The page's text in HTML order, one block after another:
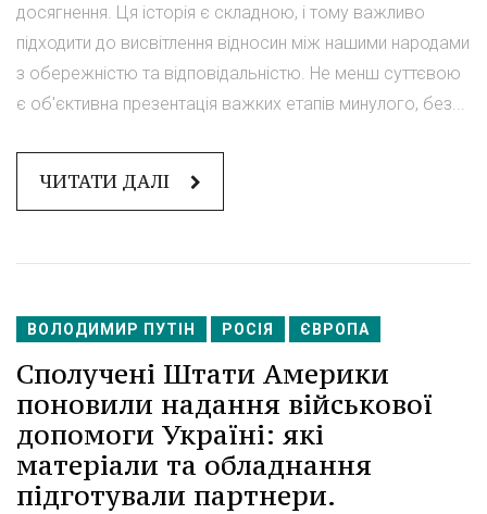
досягнення. Ця історія є складною, і тому важливо
підходити до висвітлення відносин між нашими народами
з обережністю та відповідальністю. Не менш суттєвою
є об'єктивна презентація важких етапів минулого, без...
ЧИТАТИ ДАЛІ
ВОЛОДИМИР ПУТІН РОСІЯ ЄВРОПА
Сполучені Штати Америки
поновили надання військової
допомоги Україні: які
матеріали та обладнання
підготували партнери.